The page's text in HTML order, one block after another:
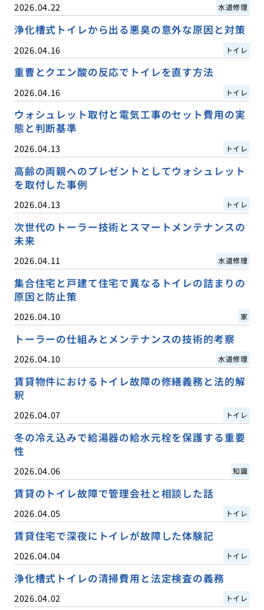
2026.04.22 水道修理
浄化槽式トイレから出る悪臭の意外な原因と対策
2026.04.16 トイレ
重曹とクエン酸の反応でトイレを直す方法
2026.04.16 トイレ
ウォシュレット取付と電気工事のセット費用の実
態と判断基準
2026.04.13 トイレ
高齢の両親へのプレゼントとしてウォシュレット
を取付した事例
2026.04.13 トイレ
次世代のトーラー技術とスマートメンテナンスの
未来
2026.04.11 水道修理
集合住宅と戸建て住宅で異なるトイレの詰まりの
原因と防止策
2026.04.10 家
トーラーの仕組みとメンテナンスの技術的考察
2026.04.10 水道修理
賃貸物件におけるトイレ故障の修繕義務と法的解
釈
2026.04.07 トイレ
冬の冷え込みで給湯器の給水元栓を保護する重要
性
2026.04.06 知識
賃貸のトイレ故障で管理会社と相談した話
2026.04.05 トイレ
賃貸住宅で深夜にトイレが故障した体験記
2026.04.04 トイレ
浄化槽式トイレの清掃費用と法定検査の義務
2026.04.02 トイレ